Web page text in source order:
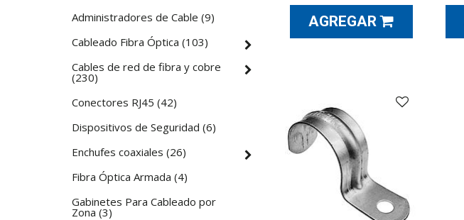
Administradores de Cable (9)
Cableado Fibra Óptica (103)
Cables de red de fibra y cobre
(230)
Conectores RJ45 (42)
Dispositivos de Seguridad (6)
Enchufes coaxiales (26)
Fibra Óptica Armada (4)
Gabinetes Para Cableado por
Zona (3)
AGREGAR